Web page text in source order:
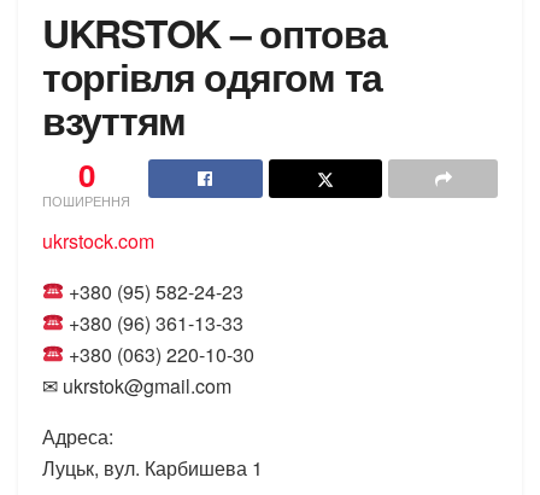
UKRSTOK – оптова
торгівля одягом та
взуттям
0
ПОШИРЕННЯ
ukrstock.com
+380 (95) 582-24-23
+380 (96) 361-13-33
+380 (063) 220-10-30
✉ ukrstok@gmail.com
Адреса:
Луцьк, вул. Карбишева 1